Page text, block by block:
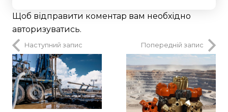
Щоб відправити коментар вам необхідно
авторизуватись.
Наступний запис Попередній запис